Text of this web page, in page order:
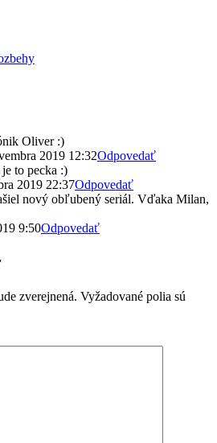
Oliver :)
2019 12:32Odpovedať
to pecka :)
2019 22:37Odpovedať
nový obľubený seriál. Vďaka Milan,
9:50Odpovedať
zverejnená. Vyžadované polia sú